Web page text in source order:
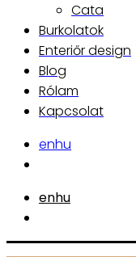
Cata
Burkolatok
Enteriőr design
Blog
Rólam
Kapcsolat
enhu
enhu